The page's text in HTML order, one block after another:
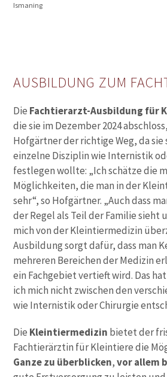
Ismaning
AUSBILDUNG ZUM
Die Fachtierarzt-Ausbildung für
die sie im Dezember 2024
Hofgärtner der richtige Weg, da sie
einzelne Disziplin wie Internistik
festlegen wollte: „Ich schätze die
Möglichkeiten, die man in der
sehr“, so Hofgärtner. „Auch dass
der Regel als Teil der Familie sieht
mich von der Kleintiermedizin
Ausbildung sorgt dafür, dass man
mehreren Bereichen der Medizin
ein Fachgebiet vertieft wird. Das
ich mich nicht zwischen den
wie Internistik oder Chirurgie
Die Kleintiermedizin bietet der
Fachtierärztin für Kleintiere die
Ganze zu überblicken,vor allem